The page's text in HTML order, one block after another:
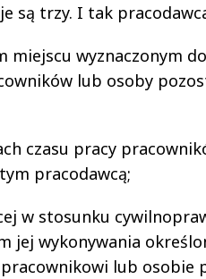
są trzy. I tak
miejscu wyznaczonym
lub osoby
czasu pracy
pracodawcą;
w stosunku
jej wykonywania
lub osobie